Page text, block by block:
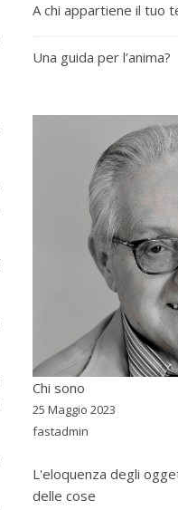
A chi appartiene il tuo
Una guida per l’anima?
Chi sono
25 Maggio 2023
fastadmin
L'eloquenza degli
delle cose